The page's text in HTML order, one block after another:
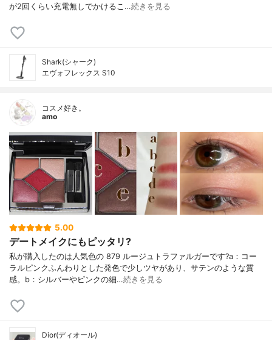
が2回くらい充電無しでかけるこ…続きを見る
Shark(シャーク)
エヴォフレックス S10
コスメ好き。
amo
5.00
デートメイクにもピッタリ?
私が購入したのは人気色の 879 ルージュトラファルガーです?a：コー
ラルピンクふんわりとした発色で少しツヤがあり、サテンのような質
感。b：シルバーやピンクの細…続きを見る
Dior(ディオール)